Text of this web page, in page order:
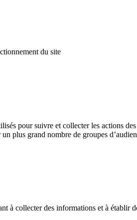
du site
pour suivre et collecter les actions
plus grand nombre de groupes
à collecter des informations et à établir